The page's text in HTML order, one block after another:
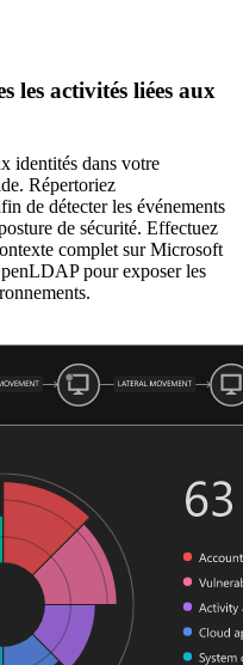
les activités liées aux
identités dans votre
Répertoriez
de détecter les événements
de sécurité. Effectuez
complet sur Microsoft
pour exposer les